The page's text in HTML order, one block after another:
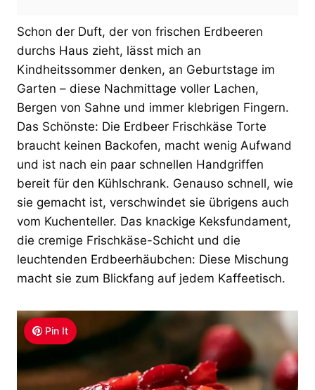
Schon der Duft, der von frischen Erdbeeren
durchs Haus zieht, lässt mich an
Kindheitssommer denken, an Geburtstage im
Garten – diese Nachmittage voller Lachen,
Bergen von Sahne und immer klebrigen Fingern.
Das Schönste: Die Erdbeer Frischkäse Torte
braucht keinen Backofen, macht wenig Aufwand
und ist nach ein paar schnellen Handgriffen
bereit für den Kühlschrank. Genauso schnell, wie
sie gemacht ist, verschwindet sie übrigens auch
vom Kuchenteller. Das knackige Keksfundament,
die cremige Frischkäse-Schicht und die
leuchtenden Erdbeerhäubchen: Diese Mischung
macht sie zum Blickfang auf jedem Kaffeetisch.
Pin It